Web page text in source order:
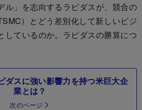
ル」を志向するラピダスが、競合の
）とどう差別化して新しいビジ
しているのか。ラピダスの勝算につ
ダスに強い影響力を持つ米巨大企
業とは？
次のページ